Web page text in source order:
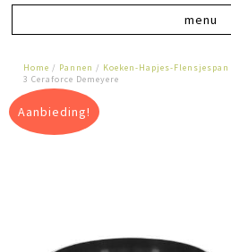
Home / Pannen / Koeken-Hapjes-Flensjespan
3 Ceraforce Demeyere
Aanbieding!